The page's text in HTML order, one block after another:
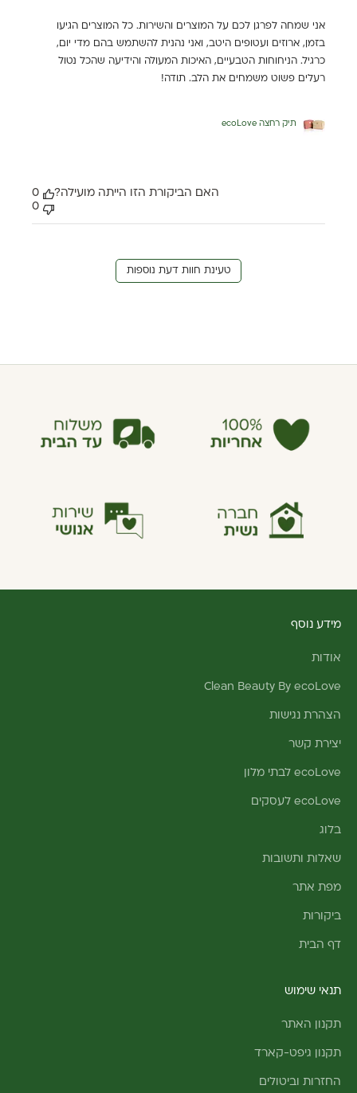
אני שמחה לפרגן לכם על המוצרים והשירות. כל המוצרים הגיעו
בזמן, ארוזים ועטופים היטב, ואני נהנית להשתמש בהם מדי יום,
כרגיל. הניחוחות הטבעיים, האיכות המעולה והידיעה שהכל נטול
רעלים פשוט משמחים את הלב. תודה!
תיק רחצה ecoLove
האם הביקורת הזו הייתה מועילה?
0
0
טעינת חוות דעת נוספות
מידע נוסף
אודות
Clean Beauty By ecoLove
הצהרת נגישות
יצירת קשר
ecoLove לבתי מלון
ecoLove לעסקים
בלוג
שאלות ותשובות
מפת אתר
ביקורות
דף הבית
תנאי שימוש
תקנון האתר
תקנון גיפט-קארד
החזרות וביטולים